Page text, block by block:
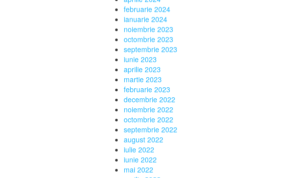
februarie 2024
ianuarie 2024
noiembrie 2023
octombrie 2023
septembrie 2023
iunie 2023
aprilie 2023
martie 2023
februarie 2023
decembrie 2022
noiembrie 2022
octombrie 2022
septembrie 2022
august 2022
iulie 2022
iunie 2022
mai 2022